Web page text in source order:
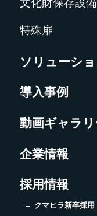
文化財保存設備
特殊扉
ソリューシ
導入事例
動画ギャラリ
企業情報
採用情報
クマヒラ新卒採用